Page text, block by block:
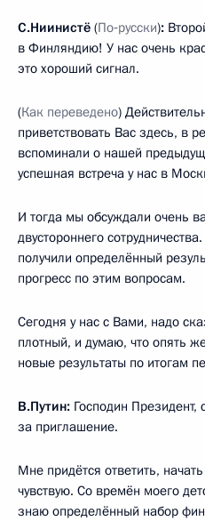
С.Ниинистё (По‑русски):
в Финляндию! У нас очень
это хороший сигнал.
(Как переведено)
приветствовать Вас здесь, в
вспоминали о нашей
успешная встреча у нас в
И тогда мы обсуждали очень
двустороннего
получили определённый
прогресс по этим вопросам.
Сегодня у нас с Вами, надо
плотный, и думаю, что опять
новые результаты по итогам
В.Путин: Господин
за приглашение.
Мне придётся ответить,
чувствую. Со времён моего
знаю определённый набор